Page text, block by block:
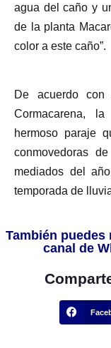
agua del caño y
de la planta
color a este caño”.
De acuerdo con
Cormacarena,
hermoso paraje
conmovedoras
mediados del
temporada de
También
canal de